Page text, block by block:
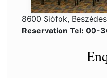
8600 Siófok,
Reservation Tel: 00-